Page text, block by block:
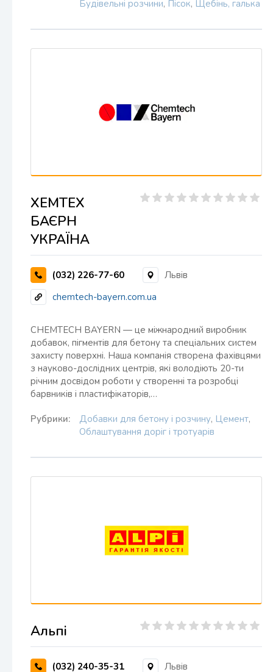
Будівельні розчини, Пісок, Щебінь, галька
ХЕМТЕХ
БАЄРН
УКРАЇНА
(032) 226-77-60
Львів
chemtech-bayern.com.ua
CHEMTECH BAYERN — це міжнародний виробник
добавок, пігментів для бетону та спеціальних систем
захисту поверхні. Наша компанія створена фахівцями
з науково-дослідних центрів, які володіють 20-ти
річним досвідом роботи у створенні та розробці
барвників і пластифікаторів,…
Рубрики: Добавки для бетону і розчину, Цемент,
Облаштування доріг і тротуарів
Альпі
(032) 240-35-31
Львів